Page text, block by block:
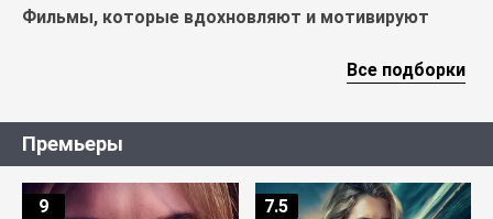
Фильмы, которые вдохновляют и мотивируют
Все подборки
Премьеры
9 7.5